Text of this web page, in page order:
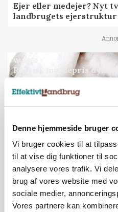
Denne hjemmeside bruger
Vi bruger cookies til at
til at vise dig funktioner til
analysere vores trafik. Vi
brug af vores website med
sociale medier,
Vores partnere kan
Ejer eller medejer? Nyt
landbrugets ejerstruktur
MARKED
Russisk mælkepris